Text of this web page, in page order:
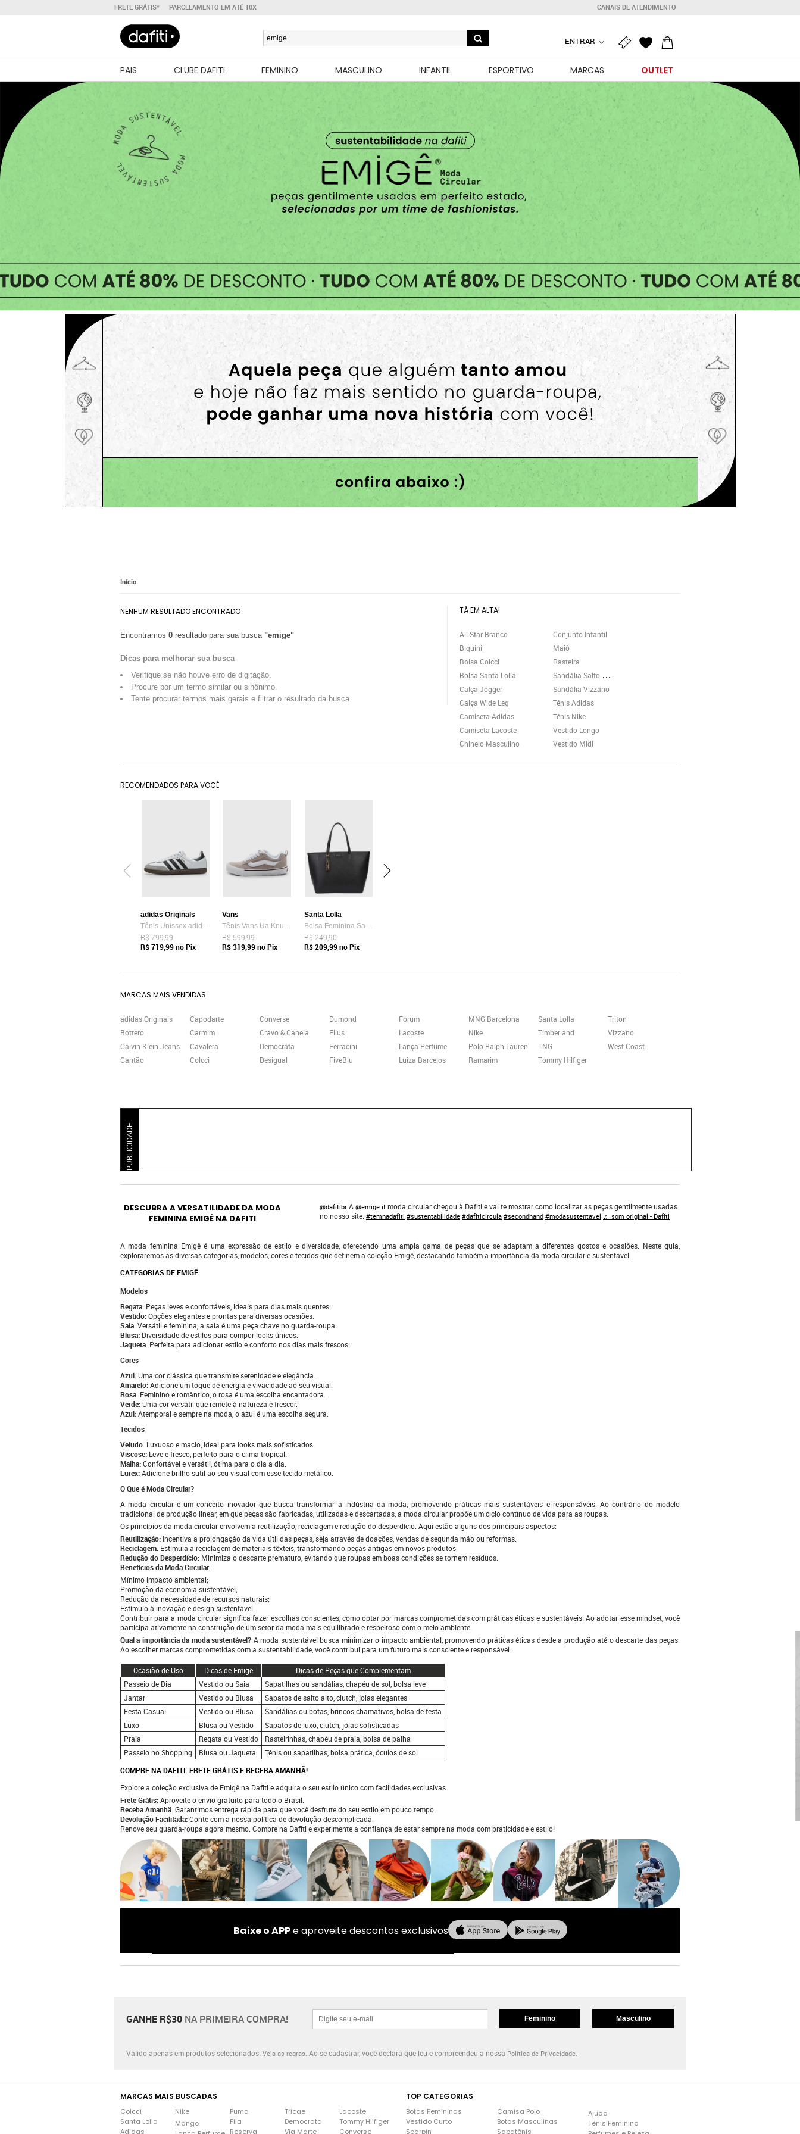
FRETE GRÁTIS* PARCELAMENTO EM ATÉ 10X CANAIS DE ATENDIMENTO
ENTRAR
PAIS CLUBE DAFITI FEMININO MASCULINO INFANTIL ESPORTIVO MARCAS OUTLET
Início
NENHUM RESULTADO ENCONTRADO
Encontramos 0 resultado para sua busca "emige"
Dicas para melhorar sua busca
Verifique se não houve erro de digitação.
Procure por um termo similar ou sinônimo.
Tente procurar termos mais gerais e filtrar o resultado da busca.
TÁ EM ALTA!
All Star Branco
Biquini
Bolsa Colcci
Bolsa Santa Lolla
Calça Jogger
Calça Wide Leg
Camiseta Adidas
Camiseta Lacoste
Chinelo Masculino
Conjunto Infantil
Maiô
Rasteira
Sandália Salto Grosso
Sandália Vizzano
Tênis Adidas
Tênis Nike
Vestido Longo
Vestido Midi
RECOMENDADOS PARA VOCÊ
adidas Originals
Tênis Unissex adidas Originals Samba OG Branco
R$ 799,99
R$ 719,99no Pix
Vans
Tênis Vans Ua Knu Skool Bege
R$ 599,99
R$ 319,99no Pix
Santa Lolla
Bolsa Feminina Santa Lolla Tote Preta
R$ 249,90
R$ 209,99no Pix
MARCAS MAIS VENDIDAS
adidas Originals
Bottero
Calvin Klein Jeans
Cantão
Capodarte
Carmim
Cavalera
Colcci
Converse
Cravo & Canela
Democrata
Desigual
Dumond
Ellus
Ferracini
FiveBlu
Forum
Lacoste
Lança Perfume
Luiza Barcelos
MNG Barcelona
Nike
Polo Ralph Lauren
Ramarim
Santa Lolla
Timberland
TNG
Tommy Hilfiger
Triton
Vizzano
West Coast
PUBLICIDADE
@dafitibr A @emige.it moda circular chegou à Dafiti e vai te mostrar como localizar as peças gentilmente usadas
no nosso site. #temnadafiti #sustentabilidade #dafiticircula #secondhand #modasustentavel ♬ som original - Dafiti
DESCUBRA A VERSATILIDADE DA MODA
FEMININA EMIGÊ NA DAFITI
A moda feminina Emigê é uma expressão de estilo e diversidade, oferecendo uma ampla gama de peças que se adaptam a diferentes gostos e ocasiões. Neste guia,
exploraremos as diversas categorias, modelos, cores e tecidos que definem a coleção Emigê, destacando também a importância da moda circular e sustentável.
CATEGORIAS DE EMIGÊ
Modelos
Regata: Peças leves e confortáveis, ideais para dias mais quentes.
Vestido:Opções elegantes e prontas para diversas ocasiões.
Saia:Versátil e feminina, a saia é uma peça chave no guarda-roupa.
Blusa: Diversidade de estilos para compor looks únicos.
Jaqueta: Perfeita para adicionar estilo e conforto nos dias mais frescos.
Cores
Azul:Uma cor clássica que transmite serenidade e elegância.
Amarelo:Adicione um toque de energia e vivacidade ao seu visual.
Rosa: Feminino e romântico, o rosa é uma escolha encantadora.
Verde:Uma cor versátil que remete à natureza e frescor.
Azul:Atemporal e sempre na moda, o azul é uma escolha segura.
Tecidos
Veludo: Luxuoso e macio, ideal para looks mais sofisticados.
Viscose: Leve e fresco, perfeito para o clima tropical.
Malha:Confortável e versátil, ótima para o dia a dia.
Lurex:Adicione brilho sutil ao seu visual com esse tecido metálico.
O Que é Moda Circular?
A moda circular é um conceito inovador que busca transformar a indústria da moda, promovendo práticas mais sustentáveis e responsáveis. Ao contrário do modelo
tradicional de produção linear, em que peças são fabricadas, utilizadas e descartadas, a moda circular propõe um ciclo contínuo de vida para as roupas.
Os princípios da moda circular envolvem a reutilização, reciclagem e redução do desperdício. Aqui estão alguns dos principais aspectos:
Reutilização: Incentiva a prolongação da vida útil das peças, seja através de doações, vendas de segunda mão ou reformas.
Reciclagem: Estimula a reciclagem de materiais têxteis, transformando peças antigas em novos produtos.
Redução do Desperdício: Minimiza o descarte prematuro, evitando que roupas em boas condições se tornem resíduos.
Benefícios da Moda Circular:
Mínimo impacto ambiental;
Promoção da economia sustentável;
Redução da necessidade de recursos naturais;
Estímulo à inovação e design sustentável.
Contribuir para a moda circular significa fazer escolhas conscientes, como optar por marcas comprometidas com práticas éticas e sustentáveis. Ao adotar esse mindset, você
participa ativamente na construção de um setor da moda mais equilibrado e respeitoso com o meio ambiente.
Qual a importância da moda sustentável? A moda sustentável busca minimizar o impacto ambiental, promovendo práticas éticas desde a produção até o descarte das peças.
Ao escolher marcas comprometidas com a sustentabilidade, você contribui para um futuro mais consciente e responsável.
Ocasião de Uso Dicas de Emigê
Dicas de Peças que Complementam
Passeio de Dia
Vestido ou Saia
Sapatilhas ou sandálias, chapéu de sol, bolsa leve
Jantar
Vestido ou Blusa
Sapatos de salto alto, clutch, joias elegantes
Festa Casual
Vestido ou Blusa
Sandálias ou botas, brincos chamativos, bolsa de festa
Luxo
Blusa ou Vestido
Sapatos de luxo, clutch, jóias sofisticadas
Praia
Regata ou Vestido
Rasteirinhas, chapéu de praia, bolsa de palha
Passeio no Shopping
Blusa ou Jaqueta
Tênis ou sapatilhas, bolsa prática, óculos de sol
COMPRE NA DAFITI: FRETE GRÁTIS E RECEBA AMANHÃ!
Explore a coleção exclusiva de Emigê na Dafiti e adquira o seu estilo único com facilidades exclusivas:
Frete Grátis:Aproveite o envio gratuito para todo o Brasil.
Receba Amanhã:Garantimos entrega rápida para que você desfrute do seu estilo em pouco tempo.
Devolução Facilitada:Conte com a nossa política de devolução descomplicada.
Renove seu guarda-roupa agora mesmo. Compre na Dafiti e experimente a confiança de estar sempre na moda com praticidade e estilo!
Baixe o APPe aproveite descontos exclusivos
GANHE R$30 NA PRIMEIRA COMPRA! Feminino Masculino
Válido apenas em produtos selecionados. Veja as regras. Ao se cadastrar, você declara que leu e compreendeu a nossa Política de Privacidade.
MARCAS MAIS BUSCADAS
Colcci
Santa Lolla
Adidas
Nike
Mango
Puma
Fila
Reserva
Tricae
Democrata
Via Marte
Lacoste
Tommy Hilfiger
Converse
TOP CATEGORIAS
Botas Femininas
Vestido Curto
Scarpin
Camisa Polo
Botas Masculinas
Sapatênis
Ajuda
Tênis Feminino